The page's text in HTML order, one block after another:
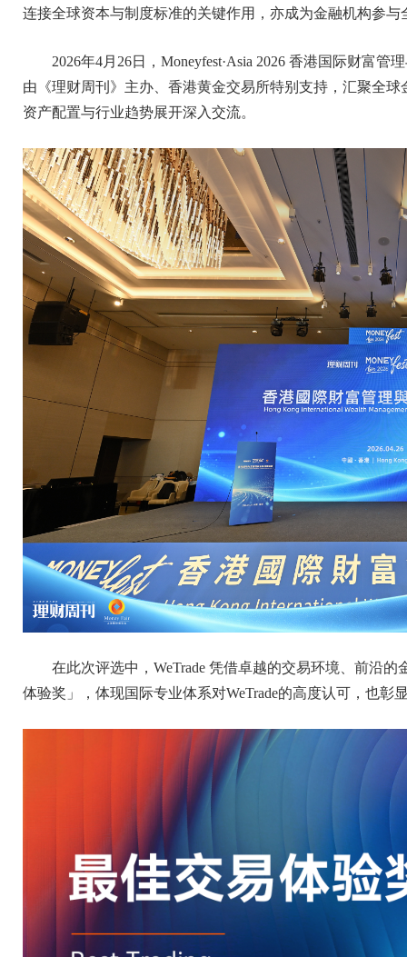
连接全球资本与制度标准的关键作用，亦成为金融机构参
2026年4月26日，Moneyfest·Asia 2026 香港国际财富
由《理财周刊》主办、香港黄金交易所特别支持，汇聚全
资产配置与行业趋势展开深入交流。
在此次评选中，WeTrade 凭借卓越的交易环境、前沿
体验奖」，体现国际专业体系对WeTrade的高度认可，也彰